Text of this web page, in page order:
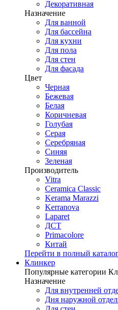
Декоративная
Назначение
Для ванной
Для бассейна
Для кухни
Для пола
Для стен
Для фасада
Цвет
Черная
Бежевая
Белая
Коричневая
Голубая
Серая
Серебряная
Синяя
Зеленая
Производитель
Vitra
Ceramica Classic
Kerama Marazzi
Kerranova
Laparet
ДСТ
Primacolore
Китай
Перейти в полный
Клинкер
Популярные категории
Назначение
Для внутренней
Дня наружной